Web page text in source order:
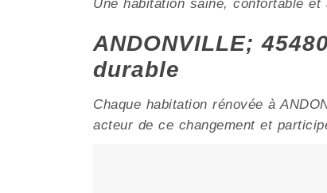
Une habitation saine, confortable
ANDONVILLE;
durable
Chaque habitation rénovée à
acteur de ce changement et